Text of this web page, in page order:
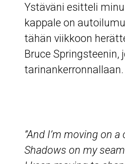
Ystäväni esitteli
kappale on
tähän viikkoon
Bruce
tarinankerronnallaan.
”And I’m moving on a
Shadows on my seam